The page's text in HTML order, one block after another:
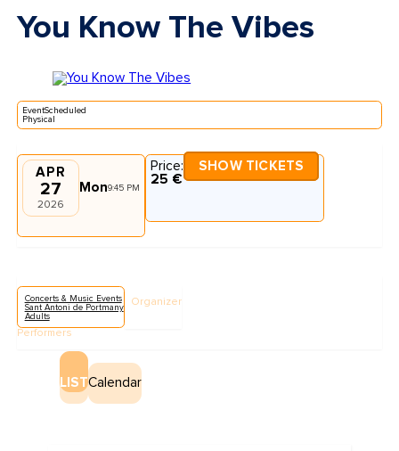
You Know The Vibes
EventScheduled
Physical
APR
27
2026
Mon9:45 PM
Price:
25 €
SHOW TICKETS
Concerts & Music Events
Sant Antoni de Portmany
Adults
Performers
Organizer
LISTCalendar